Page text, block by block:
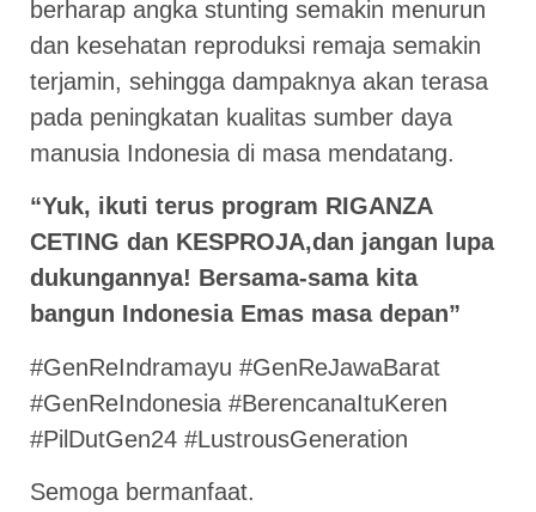
berharap angka stunting semakin menurun
dan kesehatan reproduksi remaja semakin
terjamin, sehingga dampaknya akan terasa
pada peningkatan kualitas sumber daya
manusia Indonesia di masa mendatang.
“Yuk, ikuti terus program RIGANZA
CETING dan KESPROJA,dan jangan lupa
dukungannya! Bersama-sama kita
bangun Indonesia Emas masa depan”
#GenReIndramayu #GenReJawaBarat
#GenReIndonesia #BerencanaItuKeren
#PilDutGen24 #LustrousGeneration
Semoga bermanfaat.